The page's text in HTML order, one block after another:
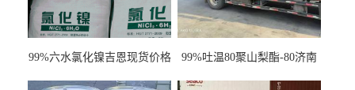
99%六水氯化镍吉恩现货价格
99%吐温80聚山梨酯-80济南